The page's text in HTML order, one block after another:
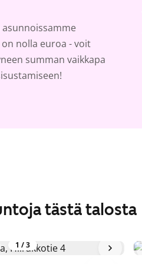
asunnoissamme
nolla euroa - voit
summan vaikkapa
tästä talosta
1 /3